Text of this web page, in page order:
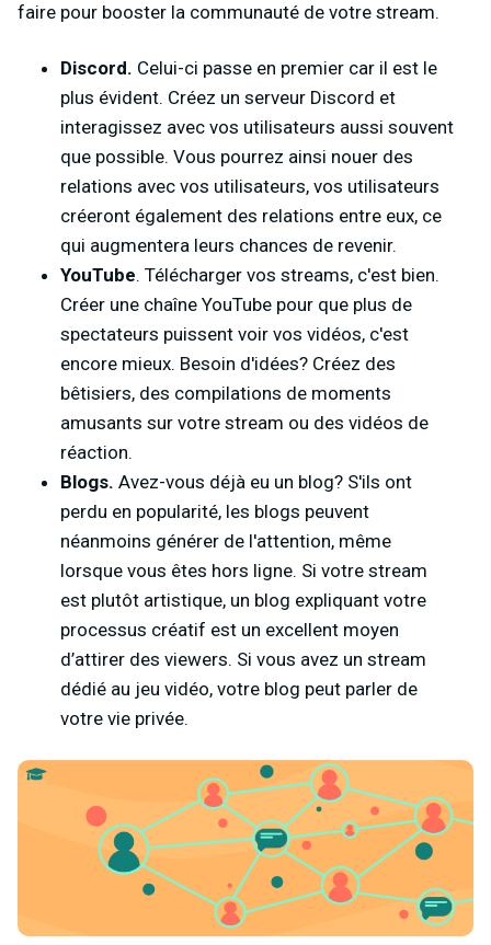
faire pour booster la communauté de votre stream.
Discord. Celui-ci passe en premier car il est le
plus évident. Créez un serveur Discord et
interagissez avec vos utilisateurs aussi souvent
que possible. Vous pourrez ainsi nouer des
relations avec vos utilisateurs, vos utilisateurs
créeront également des relations entre eux, ce
qui augmentera leurs chances de revenir.
YouTube. Télécharger vos streams, c'est bien.
Créer une chaîne YouTube pour que plus de
spectateurs puissent voir vos vidéos, c'est
encore mieux. Besoin d'idées? Créez des
bêtisiers, des compilations de moments
amusants sur votre stream ou des vidéos de
réaction.
Blogs. Avez-vous déjà eu un blog? S'ils ont
perdu en popularité, les blogs peuvent
néanmoins générer de l'attention, même
lorsque vous êtes hors ligne. Si votre stream
est plutôt artistique, un blog expliquant votre
processus créatif est un excellent moyen
d’attirer des viewers. Si vous avez un stream
dédié au jeu vidéo, votre blog peut parler de
votre vie privée.